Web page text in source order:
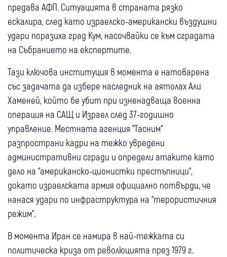
предава АФП. Ситуацията в страната рязко
ескалира, след като израелско-американски въздушни
удари поразиха град Кум, насочвайки се към сградата
на Събранието на експертите.
Тази ключова институция в момента е натоварена
със задачата да избере наследник на аятолах Али
Хаменей, който бе убит при изненадваща военна
операция на САЩ и Израел след 37-годишно
управление. Местната агенция “Тасним“
разпространи кадри на тежко увредени
административни сгради и определи атаките като
дело на “американско-ционистки престъпници“,
докато израелската армия официално потвърди, че
нанася удари по инфраструктура на “терористичния
режим“.
В момента Иран се намира в най-тежката си
политическа криза от революцията през 1979 г.